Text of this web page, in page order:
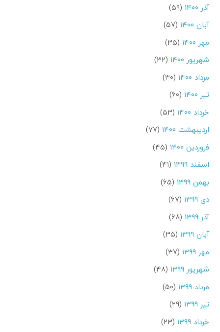
آذر ۱۴۰۰
(۵۹)
آبان ۱۴۰۰
(۵۷)
مهر ۱۴۰۰
(۳۵)
شهریور ۱۴۰۰
(۳۲)
مرداد ۱۴۰۰
(۳۰)
تیر ۱۴۰۰
(۶۰)
خرداد ۱۴۰۰
(۵۳)
اردیبهشت ۱۴۰۰
(۷۷)
فروردین ۱۴۰۰
(۴۵)
اسفند ۱۳۹۹
(۴۱)
بهمن ۱۳۹۹
(۶۵)
دی ۱۳۹۹
(۶۷)
آذر ۱۳۹۹
(۶۸)
آبان ۱۳۹۹
(۳۵)
مهر ۱۳۹۹
(۳۷)
شهریور ۱۳۹۹
(۴۸)
مرداد ۱۳۹۹
(۵۰)
تیر ۱۳۹۹
(۲۹)
خرداد ۱۳۹۹
(۲۳)